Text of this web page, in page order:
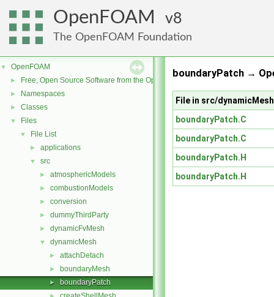
OpenFOAM 8
The OpenFOAM Foundation
▼ OpenFOAM
► Free, Open Source Software from the OpenFOAM Foundation
► Namespaces
► Classes
▼ Files
▼ File List
► applications
▼ src
► atmosphericModels
► combustionModels
► conversion
► dummyThirdParty
► dynamicFvMesh
▼ dynamicMesh
► attachDetach
► boundaryMesh
► boundaryPatch
boundaryPatch →
File in src/
boundaryPatch.C
boundaryPatch.C
boundaryPatch.H
boundaryPatch.H